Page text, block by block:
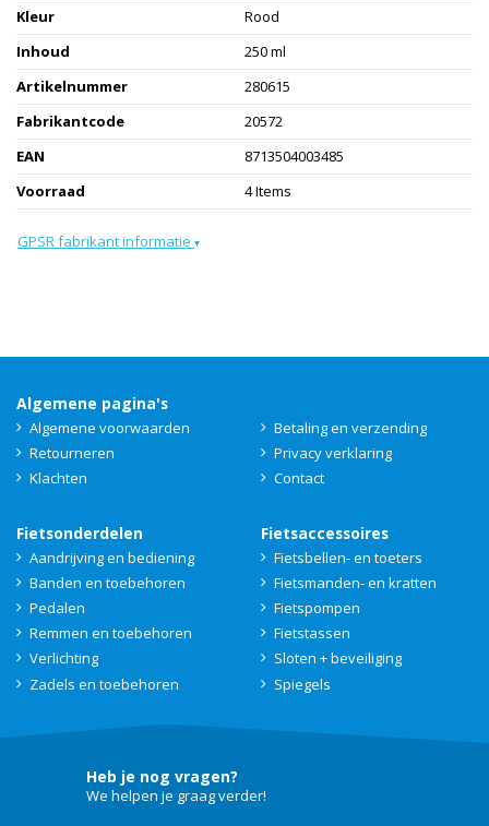
Kleur
Rood
Inhoud
250 ml
Artikelnummer
280615
Fabrikantcode
20572
EAN
8713504003485
Voorraad
4 Items
GPSR fabrikant informatie ▾
Algemene pagina's
Algemene voorwaarden
Betaling en verzending
Retourneren
Privacy verklaring
Klachten
Contact
Fietsonderdelen
Aandrijving en bediening
Banden en toebehoren
Pedalen
Remmen en toebehoren
Verlichting
Zadels en toebehoren
Fietsaccessoires
Fietsbellen- en toeters
Fietsmanden- en kratten
Fietspompen
Fietstassen
Sloten + beveiliging
Spiegels
Heb je nog vragen?
We helpen je graag verder!